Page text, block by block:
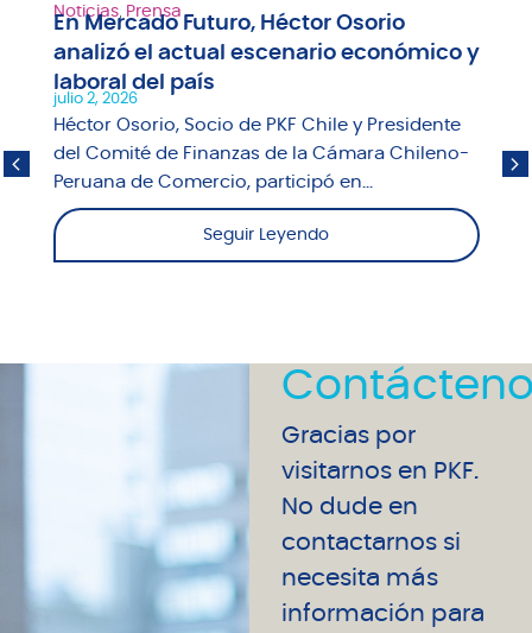
Noticias, Prensa
En Mercado Futuro, Héctor Osorio
analizó el actual escenario económico y
laboral del país
julio 2, 2026
Héctor Osorio, Socio de PKF Chile y Presidente
del Comité de Finanzas de la Cámara Chileno-
Peruana de Comercio, participó en...
Seguir Leyendo
Gracias por
visitarnos en PKF.
No dude en
contactarnos si
necesita más
información para